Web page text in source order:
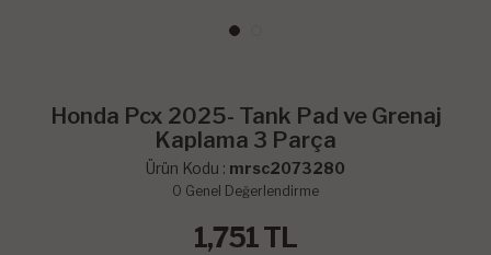
Honda Pcx 2025- Tank Pad ve Grenaj
Kaplama 3 Parça
Ürün Kodu : mrsc2073280
0 Genel Değerlendirme
1,751TL